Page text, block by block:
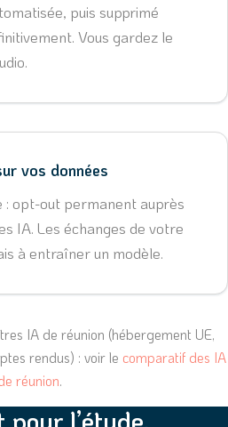
puis supprimé
Vous gardez le
vos données
: opt-out permanent auprès
IA. Les échanges de votre
à entraîner un modèle.
IA de réunion (hébergement UE,
rendus) : voir le comparatif des IA
réunion.